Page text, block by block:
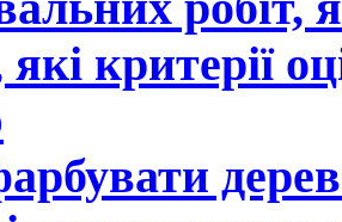
критерії